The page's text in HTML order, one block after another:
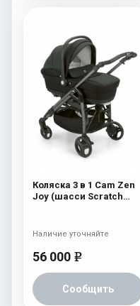
Коляска 3 в 1 Cam Zen
Joy (шасси Scratch
56 000 e
Сообщить
Наличие уточняйте